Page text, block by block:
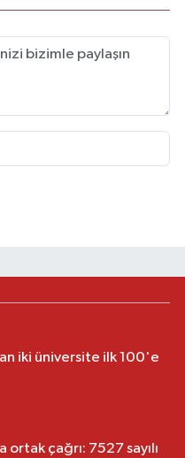
iki üniversite ilk 100'e
çağrı: 7527 sayılı